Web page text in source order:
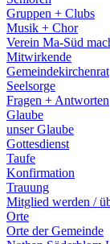
Gruppen + Clubs
Musik + Chor
Verein Ma-Süd
Mitwirkende
Gemeindekirchenrat
Seelsorge
Fragen + Antworten
Glaube
unser Glaube
Gottesdienst
Taufe
Konfirmation
Trauung
Mitglied werden /
Orte
Orte der Gemeinde